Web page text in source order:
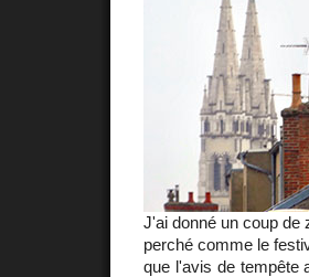
J'ai donné un coup de
perché comme le
que l'avis de tempête